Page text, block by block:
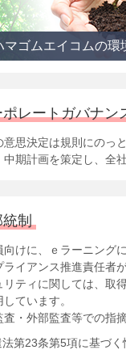
マゴムエイコムの環
ポレートガバナン
意思決定は規則にのっ
中期計画を策定し、全
統制
向けに、ｅラーニング
ライアンス推進責任者
リティに関しては、取
ています。
査・外部監査等での指
第23条第5項に基づく